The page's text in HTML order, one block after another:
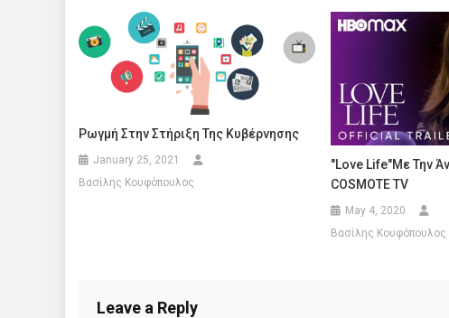
Ρωγμή Στην Στήριξη Της Κυβέρνησης
January 25, 2021
Βασίλης Κουφόπουλος
"Love Life"με Την
COSMOTE TV
May 4, 2020
Βασίλης Κουφόπουλος
Leave a Reply